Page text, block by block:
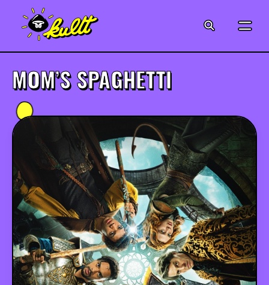
MUSIQUE
CRÉATION
ART
JEUX-VIDÉO
VINTAGE
MOM’S SPAGHETTI